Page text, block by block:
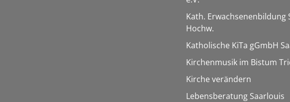
Kath. Erwachsenenbildung
Hochw.
Katholische KiTa gGmbH
Kirchenmusik im Bistum
Kirche verändern
Lebensberatung Saarlouis